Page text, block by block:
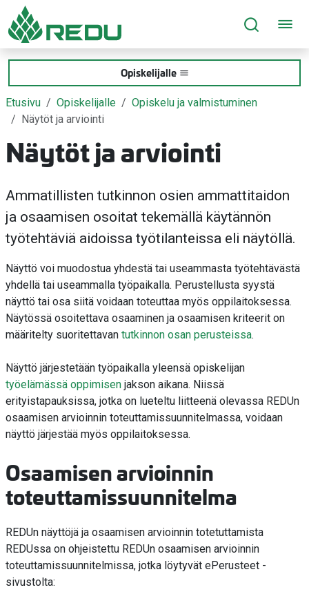
Siirry sivusisältöön
Opiskelijalle
Etusivu Opiskelijalle
Opiskelu ja valmistuminen
Näytöt ja arviointi
Näytöt ja arviointi
Ammatillisten tutkinnon osien ammattitaidon
ja osaamisen osoitat tekemällä käytännön
työtehtäviä aidoissa työtilanteissa eli näytöllä.
Näyttö voi muodostua yhdestä tai useammasta työtehtävästä
yhdellä tai useammalla työpaikalla. Perustellusta syystä
näyttö tai osa siitä voidaan toteuttaa myös oppilaitoksessa.
Näytössä osoitettava osaaminen ja osaamisen kriteerit on
määritelty suoritettavan tutkinnon osan perusteissa.
Näyttö järjestetään työpaikalla yleensä opiskelijan
työelämässä oppimisen jakson aikana. Niissä
erityistapauksissa, jotka on lueteltu liitteenä olevassa REDUn
osaamisen arvioinnin toteuttamissuunnitelmassa, voidaan
näyttö järjestää myös oppilaitoksessa.
Osaamisen arvioinnin
toteuttamissuunnitelma
REDUn näyttöjä ja osaamisen arvioinnin totetuttamista
REDUssa on ohjeistettu REDUn osaamisen arvioinnin
toteuttamissuunnitelmissa, jotka löytyvät ePerusteet -
sivustolta: